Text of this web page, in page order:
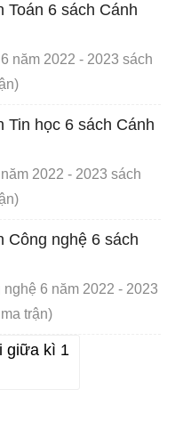
Toán 6 sách Cánh
năm 2022 - 2023 sách
Tin học 6 sách Cánh
2022 - 2023 sách
Công nghệ 6 sách
6 năm 2022 - 2023
trận)
giữa kì 1